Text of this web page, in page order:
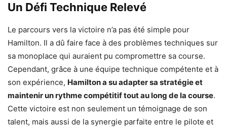
Un Défi Technique Relevé
Le parcours vers la victoire n’a pas été simple pour
Hamilton. Il a dû faire face à des problèmes techniques sur
sa monoplace qui auraient pu compromettre sa course.
Cependant, grâce à une équipe technique compétente et à
son expérience, Hamilton a su adapter sa stratégie et
maintenir un rythme compétitif tout au long de la course.
Cette victoire est non seulement un témoignage de son
talent, mais aussi de la synergie parfaite entre le pilote et